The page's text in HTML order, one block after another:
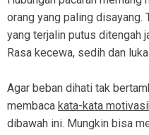
orang yang paling disayang.
yang terjalin putus ditengah
Rasa kecewa, sedih dan
Agar beban dihati tak
membaca kata-kata
dibawah ini. Mungkin bisa